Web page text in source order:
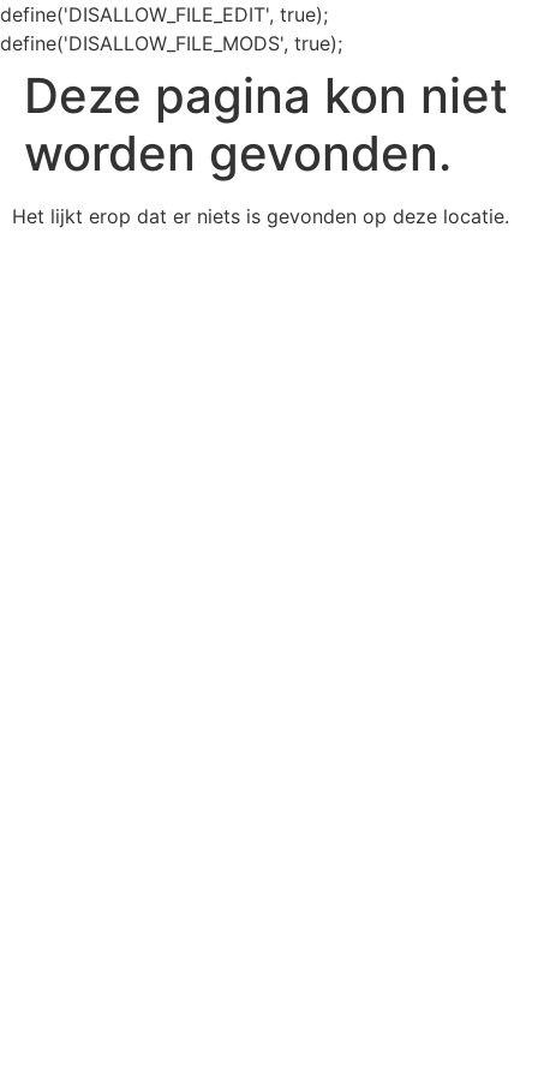
define('DISALLOW_FILE_EDIT', true);
define('DISALLOW_FILE_MODS', true);
Deze pagina kon niet
worden gevonden.
Het lijkt erop dat er niets is gevonden op deze locatie.